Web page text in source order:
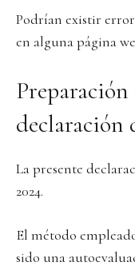
Podrían existir
en alguna página
declaración
La presente
2024.
El método
sido una